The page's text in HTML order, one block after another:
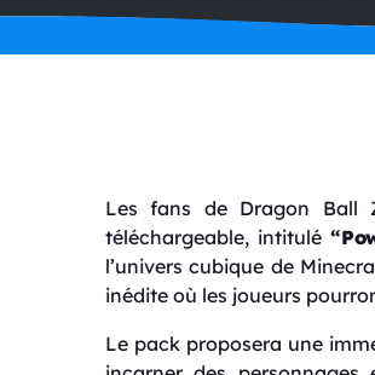
Les fans de Dragon Ball
téléchargeable, intitulé
l’univers cubique de
inédite où les joueurs
Le pack proposera une